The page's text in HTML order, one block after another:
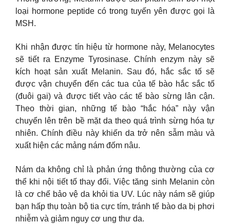
loại hormone peptide có trong tuyến yên được gọi là
MSH.
Khi nhận được tín hiệu từ hormone này, Melanocytes
sẽ tiết ra Enzyme Tyrosinase. Chính enzym này sẽ
kích hoạt sản xuất Melanin. Sau đó, hắc sắc tố sẽ
được vận chuyển đến các tua của tế bào hắc sắc tố
(đuôi gai) và được tiết vào các tế bào sừng lân cận.
Theo thời gian, những tế bào “hắc hóa” này vận
chuyển lên trên bề mặt da theo quá trình sừng hóa tự
nhiên. Chính điều này khiến da trở nên sẫm màu và
xuất hiện các mảng nám đốm nâu.
Nám da không chỉ là phản ứng thông thường của cơ
thể khi nội tiết tố thay đổi. Việc tăng sinh Melanin còn
là cơ chế bảo vệ da khỏi tia UV. Lúc này nám sẽ giúp
bạn hấp thụ toàn bộ tia cực tím, tránh tế bào da bị phơi
nhiễm và giảm nguy cơ ung thư da.